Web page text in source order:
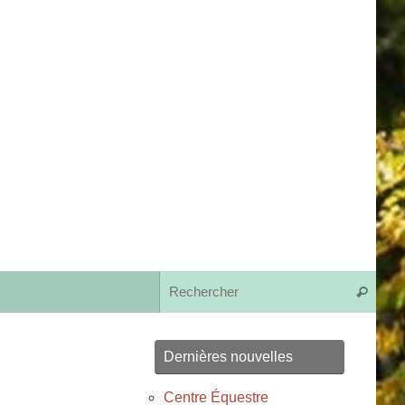
Dernières nouvelles
Centre Équestre